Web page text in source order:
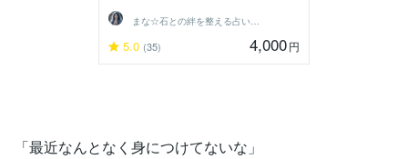
まな☆石との絆を整える占い師＆セラピスト
5.0 (35) 4,000円
「最近なんとなく身につけてないな」